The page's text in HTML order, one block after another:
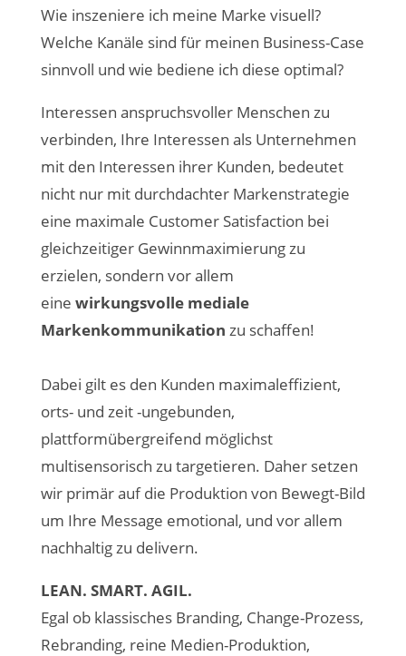
Wie inszeniere ich meine Marke visuell?
Welche Kanäle sind für meinen Business-Case
sinnvoll und wie bediene ich diese optimal?
Interessen anspruchsvoller Menschen zu
verbinden, Ihre Interessen als Unternehmen
mit den Interessen ihrer Kunden, bedeutet
nicht nur mit durchdachter Markenstrategie
eine maximale Customer Satisfaction bei
gleichzeitiger Gewinnmaximierung zu
erzielen, sondern vor allem
eine wirkungsvolle mediale
Markenkommunikation zu schaffen!
Dabei gilt es den Kunden maximaleffizient,
orts- und zeit -ungebunden,
plattformübergreifend möglichst
multisensorisch zu targetieren. Daher setzen
wir primär auf die Produktion von Bewegt-Bild
um Ihre Message emotional, und vor allem
nachhaltig zu delivern.
LEAN. SMART. AGIL.
Egal ob klassisches Branding, Change-Prozess,
Rebranding, reine Medien-Produktion,